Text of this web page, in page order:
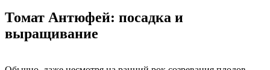
Томат Антюфей: посадка и
выращивание